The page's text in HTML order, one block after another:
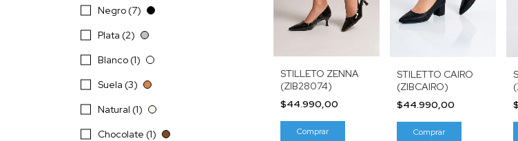
Negro (7)
Plata (2)
Blanco (1)
Suela (3)
Natural (1)
Chocolate (1)
STILLETO ZENNA
(ZIB28074)
$44.990,00
Comprar
STILETTO CAIRO
(ZIBCAIRO)
$44.990,00
Comprar